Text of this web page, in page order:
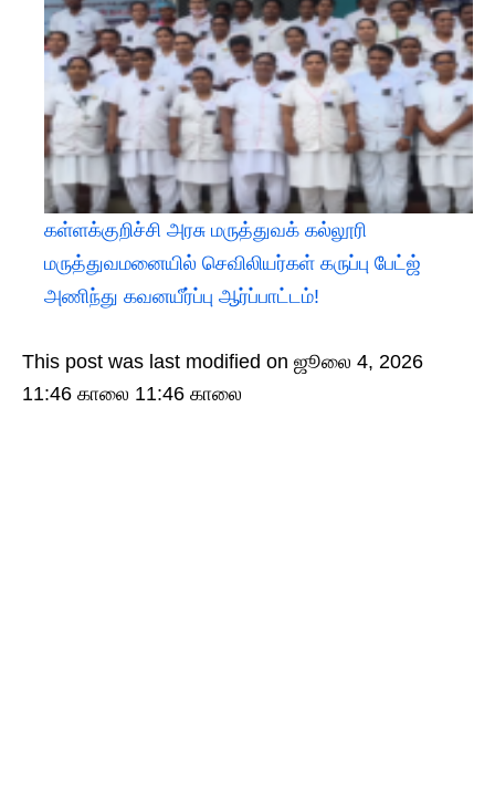
கள்ளக்குறிச்சி அரசு மருத்துவக் கல்லூரி
மருத்துவமனையில் செவிலியர்கள் கருப்பு பேட்ஜ்
அணிந்து கவனயீர்ப்பு ஆர்ப்பாட்டம்!
This post was last modified on ஜூலை 4, 2026
11:46 காலை 11:46 காலை